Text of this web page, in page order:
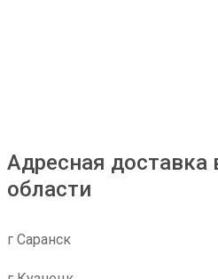
Адресная доставка
области
г Саранск